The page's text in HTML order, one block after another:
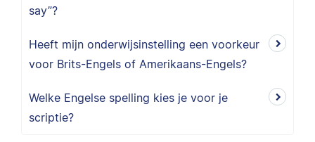
say”?
Heeft mijn onderwijsinstelling een voorkeur
voor Brits-Engels of Amerikaans-Engels?
Welke Engelse spelling kies je voor je
scriptie?